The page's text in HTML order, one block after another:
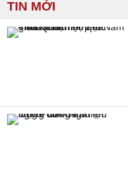
TIN MỚI